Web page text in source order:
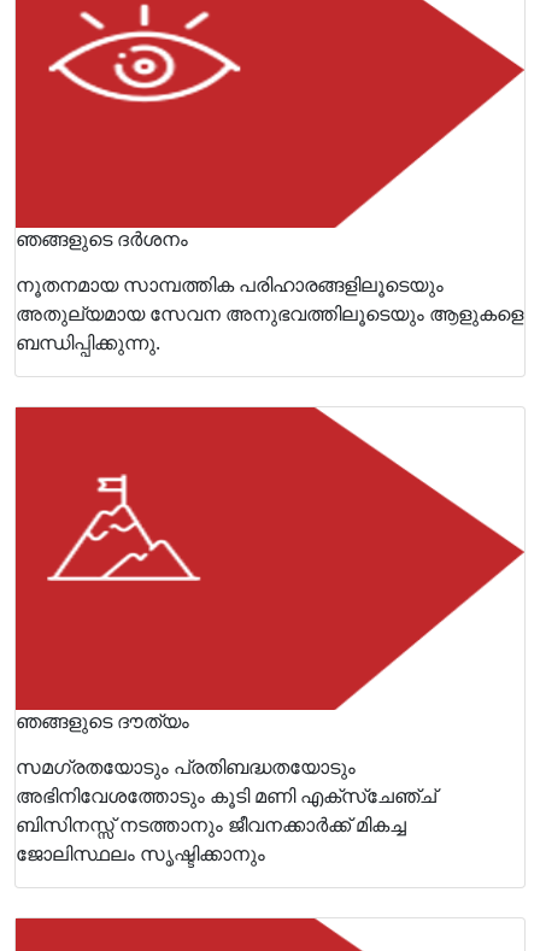
ഞങ്ങളുടെ ദർശനം
നൂതനമായ സാമ്പത്തിക പരിഹാരങ്ങളിലൂടെയും
അതുല്യമായ സേവന അനുഭവത്തിലൂടെയും ആളുകളെ
ബന്ധിപ്പിക്കുന്നു.
ഞങ്ങളുടെ ദൗത്യം
സമഗ്രതയോടും പ്രതിബദ്ധതയോടും
അഭിനിവേശത്തോടും കൂടി മണി എക്‌സ്‌ചേഞ്ച്
ബിസിനസ്സ് നടത്താനും ജീവനക്കാർക്ക് മികച്ച
ജോലിസ്ഥലം സൃഷ്ടിക്കാനും